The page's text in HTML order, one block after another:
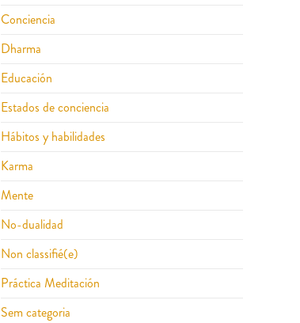
Conciencia
Dharma
Educación
Estados de conciencia
Hábitos y habilidades
Karma
Mente
No-dualidad
Non classifié(e)
Práctica Meditación
Sem categoria